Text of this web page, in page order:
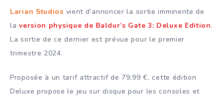
Larian Studios vient d’annoncer la sortie imminente de
laversion physique de Baldur’s Gate 3: Deluxe Edition.
La sortie de ce dernier est prévue pour le premier
trimestre 2024.
Proposée à un tarif attractif de 79,99 €, cette édition
Deluxe propose le jeu sur disque pour les consoles et